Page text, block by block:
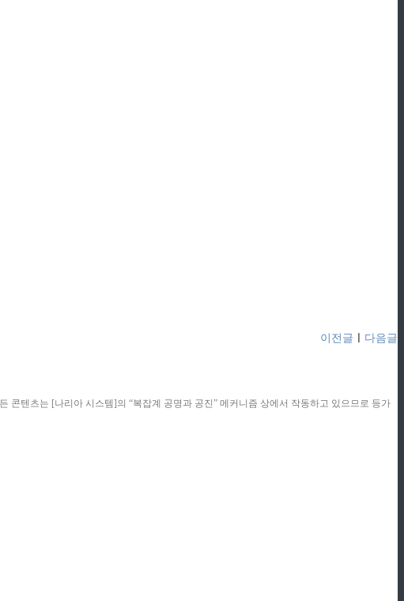
이전글 다음글
콘텐츠는 [나리아 시스템]의 “복잡계 공명과 공진” 메커니즘 상에서 작동하고 있으므로 등가